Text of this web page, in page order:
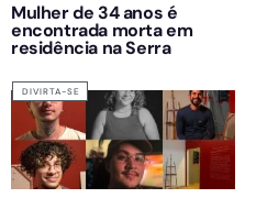
Mulher de 34 anos é
encontrada morta em
residência na Serra
DIVIRTA-SE